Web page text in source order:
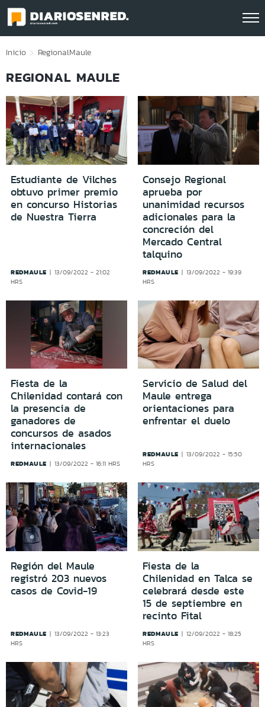
Click acá para ir directamente al contenido
Inicio RegionalMaule
REGIONAL MAULE
Estudiante de Vilches
obtuvo primer premio
en concurso Historias
de Nuestra Tierra
REDMAULE
13/09/2022 - 21:02
HRS
Consejo Regional
aprueba por
unanimidad recursos
adicionales para la
concreción del
Mercado Central
talquino
REDMAULE
13/09/2022 - 19:39
HRS
Fiesta de la
Chilenidad contará con
la presencia de
ganadores de
concursos de asados
internacionales
REDMAULE 13/09/2022 - 16:11 HRS
Servicio de Salud del
Maule entrega
orientaciones para
enfrentar el duelo
REDMAULE
13/09/2022 - 15:50
HRS
Región del Maule
registró 203 nuevos
casos de Covid-19
REDMAULE
13/09/2022 - 13:23
HRS
Fiesta de la
Chilenidad en Talca se
celebrará desde este
15 de septiembre en
recinto Fital
REDMAULE
12/09/2022 - 18:25
HRS